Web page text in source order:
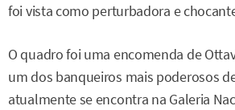
foi vista como perturbadora e
O quadro foi uma encomenda de
um dos banqueiros mais poderosos
atualmente se encontra na Galeria